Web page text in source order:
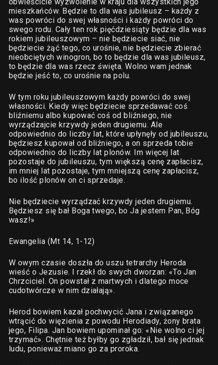
mieszkańców. Będzie to dla was jubileusz – każdy z
was powróci do swej własności i każdy powróci do
swego rodu. Cały ten rok pięćdziesiąty będzie dla was
rokiem jubileuszowym – nie będziecie siać, nie
będziecie żąć tego, co urośnie, nie będziecie zbierać
nieobciętych winogron, bo to będzie dla was jubileusz,
to będzie dla was rzecz święta. Wolno wam jednak
będzie jeść to, co urośnie na polu.
W tym roku jubileuszowym każdy powróci do swej
własności. Kiedy więc będziecie sprzedawać coś
bliźniemu albo kupować coś od bliźniego, nie
wyrządzajcie krzywdy jeden drugiemu. Ale
odpowiednio do liczby lat, które upłynęły od jubileuszu,
będziesz kupował od bliźniego, a on sprzeda tobie
odpowiednio do liczby lat plonów. Im więcej lat
pozostaje do jubileuszu, tym większą cenę zapłacisz,
im mniej lat pozostaje, tym mniejszą cenę zapłacisz,
bo ilość plonów on ci sprzedaje.
Nie będziecie wyrządzać krzywdy jeden drugiemu.
Będziesz się bał Boga twego, bo Ja jestem Pan, Bóg
wasz!»
Ewangelia (Mt 14, 1-12)
W owym czasie doszła do uszu tetrarchy Heroda
wieść o Jezusie. I rzekł do swych dworzan: «To Jan
Chrzciciel. On powstał z martwych i dlatego moce
cudotwórcze w nim działają».
Herod bowiem kazał pochwycić Jana i związanego
wtrącić do więzienia z powodu Herodiady, żony brata
jego, Filipa. Jan bowiem upominał go: «Nie wolno ci jej
trzymać». Chętnie też byłby go zgładził, bał się jednak
ludu, ponieważ miano go za proroka.